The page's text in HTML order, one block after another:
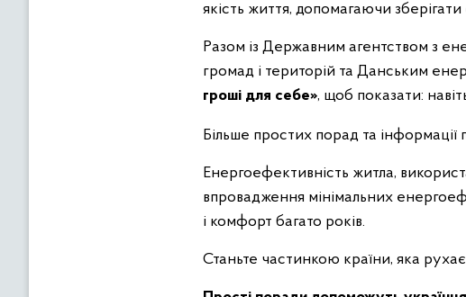
якість життя, допомагаючи
Разом із Державним агентством з
громад і територій та Данським
гроші для себе», щоб показати:
Більше простих порад та
Енергоефективність житла,
впровадження мінімальних
і комфорт багато років.
Станьте частинкою країни, яка